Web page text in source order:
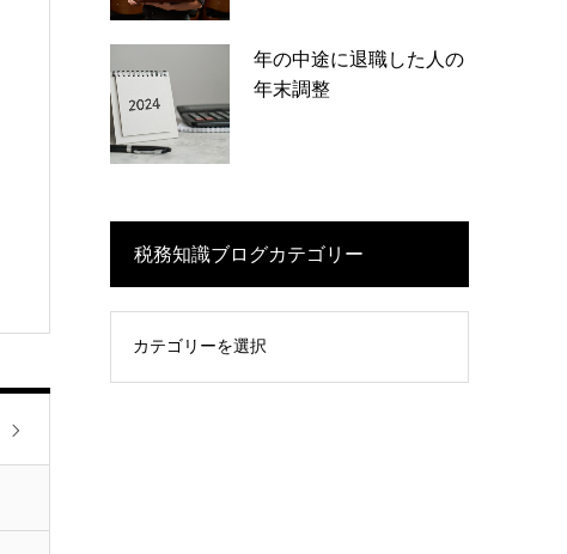
年の中途に退職した人の
年末調整
税務知識ブログカテゴリー